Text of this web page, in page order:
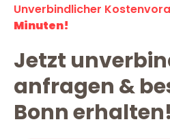
Unverbindlicher
Minuten!
Jetzt
anfragen &
Bonn erhalten!